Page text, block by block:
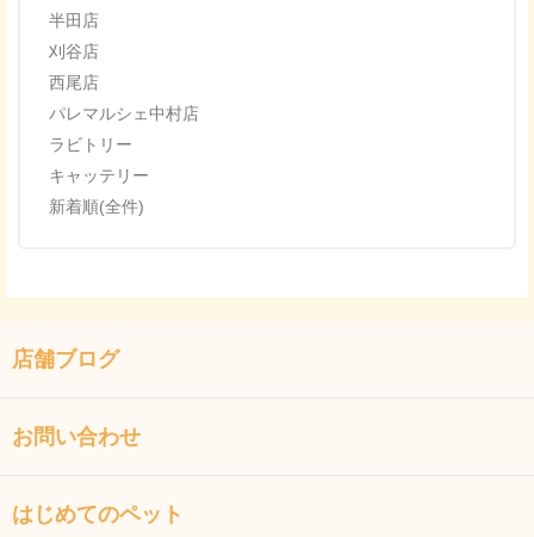
半田店
刈谷店
西尾店
パレマルシェ中村店
ラビトリー
キャッテリー
新着順(全件)
店舗ブログ
お問い合わせ
はじめてのペット